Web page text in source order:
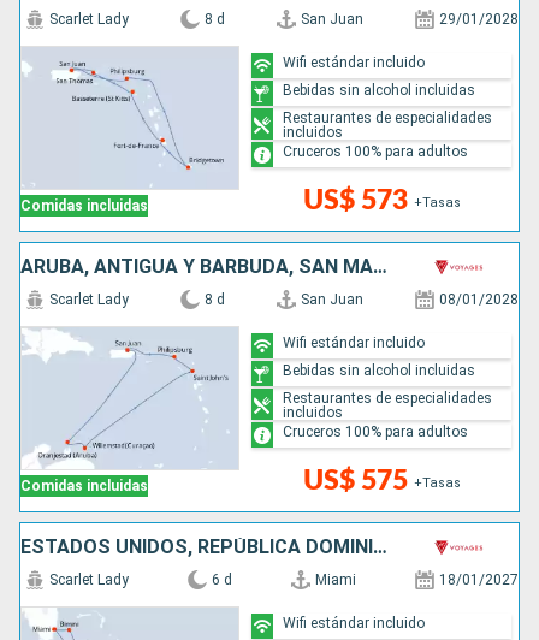
Comidas incluidas
Scarlet Lady 8 d San Juan 29/01/2028
US$ 573 +Tasas
Wifi estándar incluido
Bebidas sin alcohol incluidas
Restaurantes de especialidades
incluidos
Cruceros 100% para adultos
ARUBA, ANTIGUA Y BARBUDA, SAN MARTÍN, PUERTO RICO
Comidas incluidas
Scarlet Lady 8 d San Juan 08/01/2028
US$ 575 +Tasas
Wifi estándar incluido
Bebidas sin alcohol incluidas
Restaurantes de especialidades
incluidos
Cruceros 100% para adultos
ESTADOS UNIDOS, REPÚBLICA DOMINICANA, BAHAMAS
Scarlet Lady 6 d Miami 18/01/2027
Wifi estándar incluido